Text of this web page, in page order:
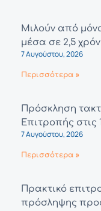
Μιλούν από
μέσα σε 2,5
7 Αυγούστου, 2026
Περισσότερα »
Πρόσκληση
Επιτροπής στις
7 Αυγούστου, 2026
Περισσότερα »
Πρακτικό
πρόσληψης